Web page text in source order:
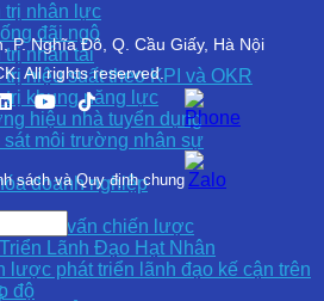
trị nhân lực
đãi ngộ
nhân tài
hiệu suất theo KPI và OKR
trị khung năng lực
hiệu nhà tuyển dụng
sát môi trường nhân sự
doanh nghiệp
cố vấn chiến lược
Lãnh Đạo Hạt Nhân
lược phát triển lãnh đạo kế cận trên
độ
P. Nghĩa Đô, Q. Cầu Giấy, Hà Nội
All rights reserved.
sách và Quy định chung